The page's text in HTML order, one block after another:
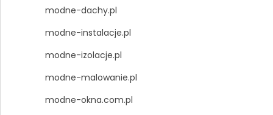
modne-dachy.pl
modne-instalacje.pl
modne-izolacje.pl
modne-malowanie.pl
modne-okna.com.pl